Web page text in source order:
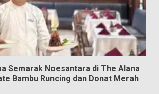
Semarak Noesantara di The Alana
Bambu Runcing dan Donat Merah